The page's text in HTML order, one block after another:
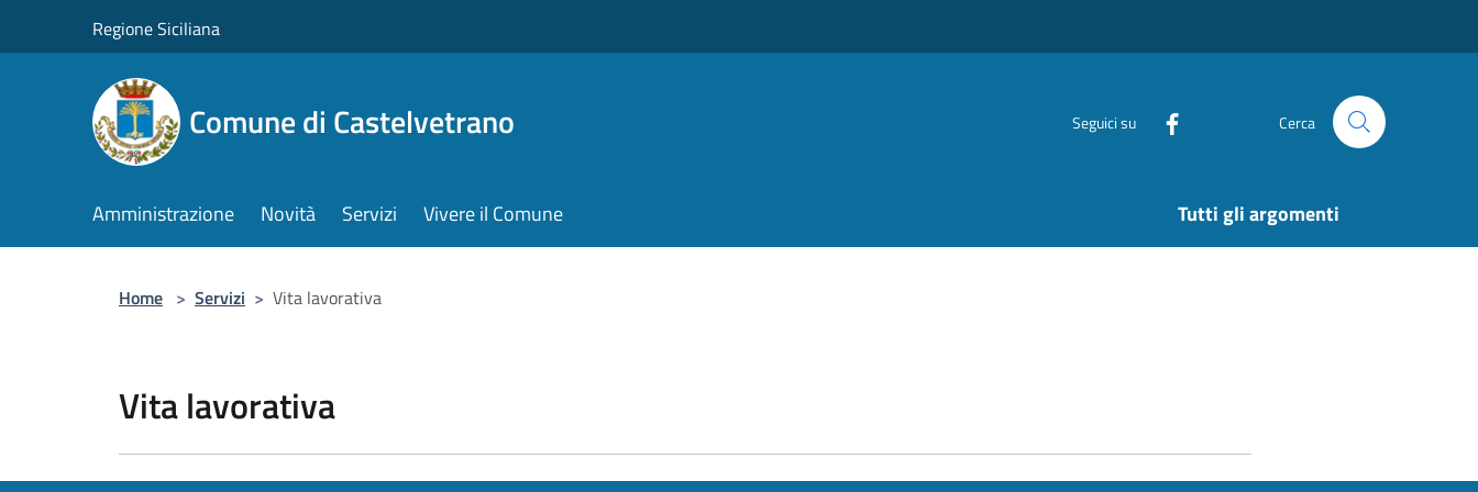
Regione Siciliana
Comune di Castelvetrano Seguici su Cerca
Amministrazione Novità Servizi Vivere il Comune Tutti gli argomenti
Home > Servizi > Vita lavorativa
Vita lavorativa